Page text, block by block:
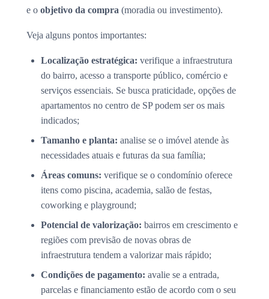
e o objetivo da compra (moradia ou investimento).
Veja alguns pontos importantes:
Localização estratégica: verifique a infraestrutura
do bairro, acesso a transporte público, comércio e
serviços essenciais. Se busca praticidade, opções de
apartamentos no centro de SP podem ser os mais
indicados;
Tamanho e planta: analise se o imóvel atende às
necessidades atuais e futuras da sua família;
Áreas comuns: verifique se o condomínio oferece
itens como piscina, academia, salão de festas,
coworking e playground;
Potencial de valorização: bairros em crescimento e
regiões com previsão de novas obras de
infraestrutura tendem a valorizar mais rápido;
Condições de pagamento: avalie se a entrada,
parcelas e financiamento estão de acordo com o seu